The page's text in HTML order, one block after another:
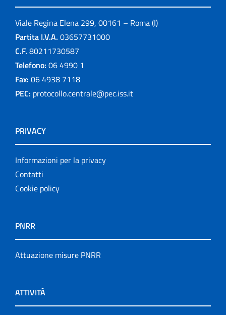
Viale Regina Elena 299, 00161 – Roma (I)
Partita I.V.A. 03657731000
C.F. 80211730587
Telefono: 06 4990 1
Fax: 06 4938 7118
PEC: protocollo.centrale@pec.iss.it
PRIVACY
Informazioni per la privacy
Contatti
Cookie policy
PNRR
Attuazione misure PNRR
ATTIVITÀ